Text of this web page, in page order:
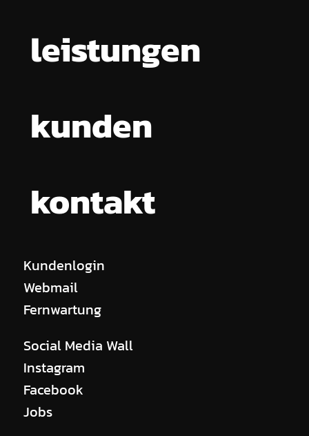
leistungen
kunden
kontakt
Kundenlogin
Webmail
Fernwartung
Social Media Wall
Instagram
Facebook
Jobs